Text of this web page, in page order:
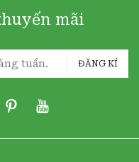
mãi
ĐĂNG KÍ